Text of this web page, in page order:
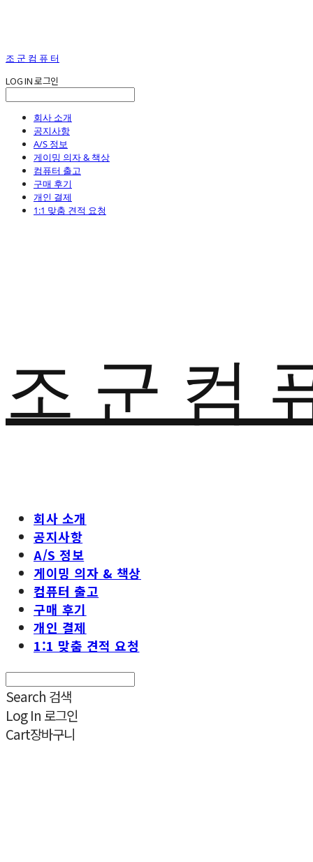
조 군 컴 퓨 터
LOG IN로그인
회사 소개
공지사항
A/S 정보
게이밍 의자 & 책상
컴퓨터 출고
구매 후기
개인 결제
1:1 맞춤 견적 요청
조 군 컴
회사 소개
공지사항
A/S 정보
게이밍 의자 & 책상
컴퓨터 출고
구매 후기
개인 결제
1:1 맞춤 견적 요청
Search 검색
Log In 로그인
Cart장바구니